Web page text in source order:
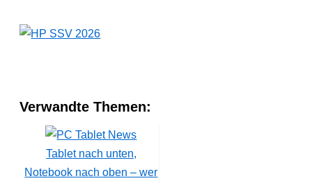
Verwandte Themen:
Tablet nach unten,
Notebook nach oben – wer